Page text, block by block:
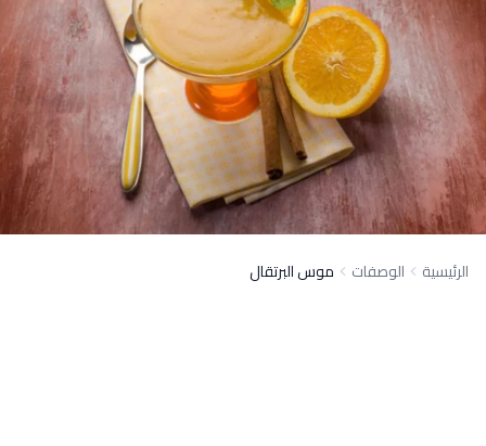
الرئيسية الوصفات موس البرتقال